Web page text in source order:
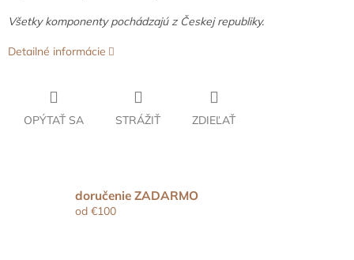
Všetky komponenty pochádzajú z Českej republiky.
Detailné informácie
OPÝTAŤ SA STRÁŽIŤ ZDIEĽAŤ
doručenie ZADARMO
od €100